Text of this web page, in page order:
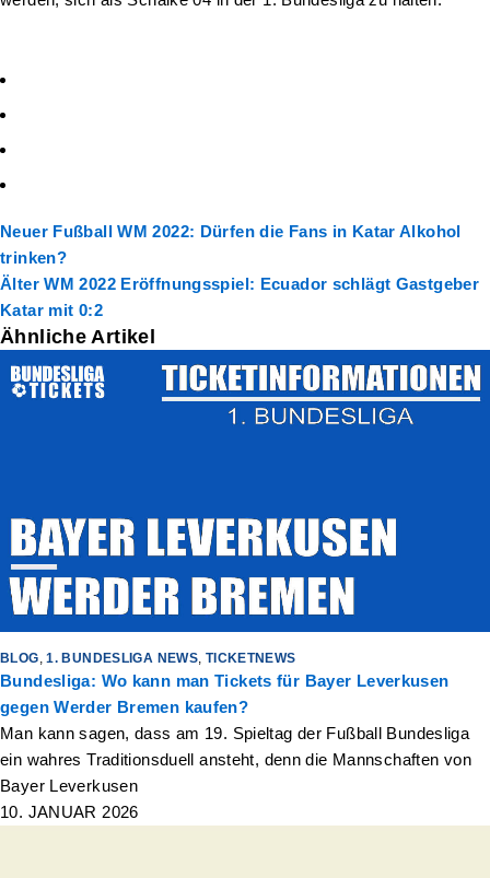
Neuer Fußball WM 2022: Dürfen die Fans in Katar Alkohol
trinken?
Älter WM 2022 Eröffnungsspiel: Ecuador schlägt Gastgeber
Katar mit 0:2
Ähnliche Artikel
BLOG ,1. BUNDESLIGA NEWS TICKETNEWS
Bundesliga: Wo kann man Tickets für Bayer Leverkusen
gegen Werder Bremen kaufen?
Man kann sagen, dass am 19. Spieltag der Fußball Bundesliga
ein wahres Traditionsduell ansteht, denn die Mannschaften von
Bayer Leverkusen
10. JANUAR 2026